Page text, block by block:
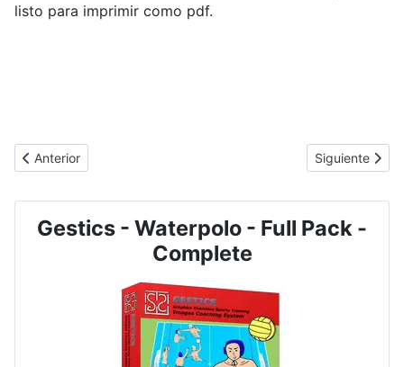
listo para imprimir como pdf.
Artículo anterior: GESTICS RUGBY - Ejercicios deportivos
Anterior Artículo
Siguiente
Gestics - Waterpolo - Full Pack -
Complete